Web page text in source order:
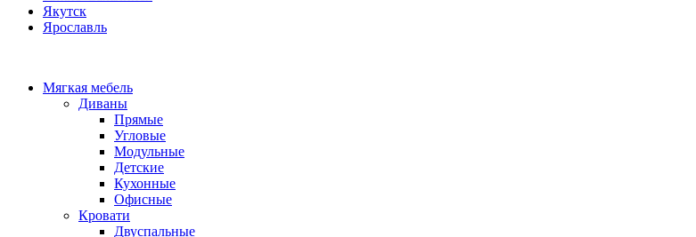
Якутск
Ярославль
Мягкая мебель
Диваны
Прямые
Угловые
Модульные
Детские
Кухонные
Офисные
Кровати
Двуспальные